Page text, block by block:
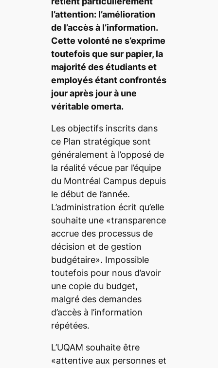
l’attention: l’amélioration
de l’accès à l’information.
Cette volonté ne s’exprime
toutefois que sur papier, la
majorité des étudiants et
employés étant confrontés
jour après jour à une
véritable omerta.
Les objectifs inscrits dans
ce Plan stratégique sont
généralement à l’opposé de
la réalité vécue par l’équipe
du Montréal Campusdepuis
le début de l’année.
L’administration écrit qu’elle
souhaite une «transparence
accrue des processus de
décision et de gestion
budgétaire». Impossible
toutefois pour nous d’avoir
une copie du budget,
malgré des demandes
d’accès à l’information
répétées.
L’UQAM souhaite être
«attentive aux personnes et